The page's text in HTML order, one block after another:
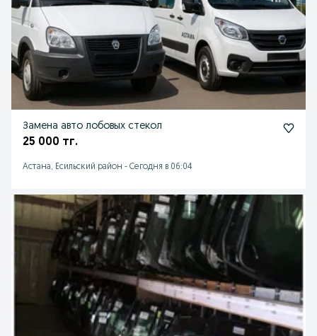
Замена авто лобовых стекол
25 000 тг.
Астана, Есильский район - Сегодня в 06:04